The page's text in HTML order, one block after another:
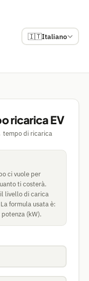
🇮🇹Italiano
ricarica EV
tempo di ricarica
ci vuole per
ti costerà.
livello di carica
formula usata è:
(kW).